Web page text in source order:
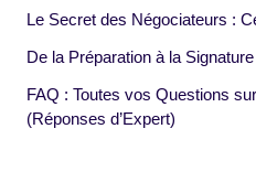
Le Secret des Négociateurs :
De la Préparation à la
FAQ : Toutes vos Questions
(Réponses d’Expert)